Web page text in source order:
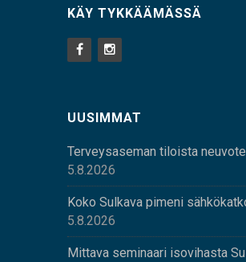
KÄY TYKKÄÄMÄSSÄ
UUSIMMAT
Terveysaseman tiloista
5.8.2026
Koko Sulkava pimeni
5.8.2026
Mittava seminaari isovihasta